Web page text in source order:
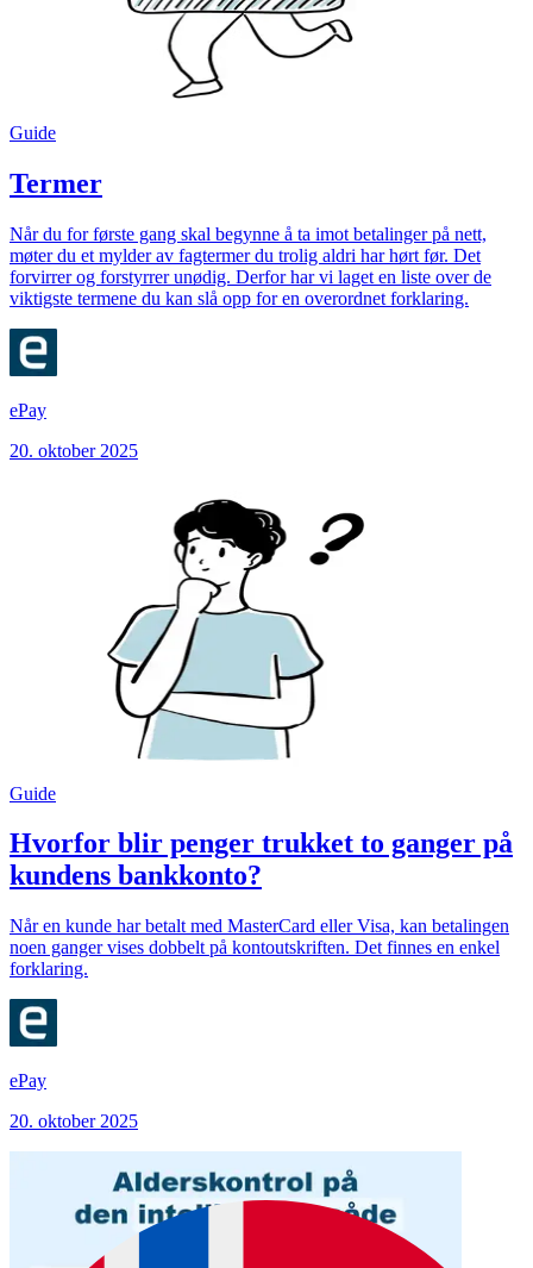
Guide
Termer
Når du for første gang skal begynne å ta imot betalinger på nett,
møter du et mylder av fagtermer du trolig aldri har hørt før. Det
forvirrer og forstyrrer unødig. Derfor har vi laget en liste over de
viktigste termene du kan slå opp for en overordnet forklaring.
ePay
20. oktober 2025
Guide
Hvorfor blir penger trukket to ganger på
kundens bankkonto?
Når en kunde har betalt med MasterCard eller Visa, kan betalingen
noen ganger vises dobbelt på kontoutskriften. Det finnes en enkel
forklaring.
ePay
20. oktober 2025